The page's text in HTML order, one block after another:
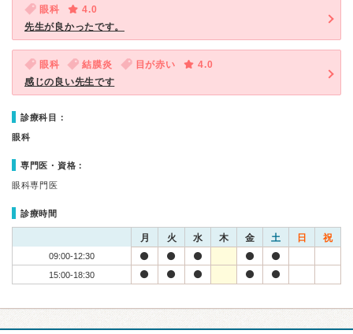
眼科
4.0
先生が良かったです。
眼科 結膜炎 目が赤い
4.0
感じの良い先生です
診療科目：
眼科
専門医・資格：
眼科専門医
診療時間
月 火 水 木 金 土 日 祝
09:00-12:30
15:00-18:30